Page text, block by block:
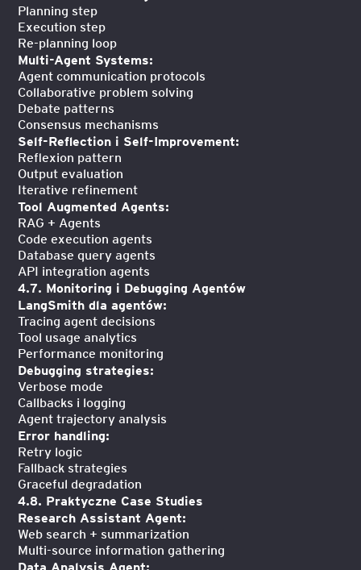
Planning step
Execution step
Re-planning loop
Multi-Agent Systems:
Agent communication protocols
Collaborative problem solving
Debate patterns
Consensus mechanisms
Self-Reflection i Self-Improvement:
Reflexion pattern
Output evaluation
Iterative refinement
Tool Augmented Agents:
RAG + Agents
Code execution agents
Database query agents
API integration agents
4.7. Monitoring i Debugging Agentów
LangSmith dla agentów:
Tracing agent decisions
Tool usage analytics
Performance monitoring
Debugging strategies:
Verbose mode
Callbacks i logging
Agent trajectory analysis
Error handling:
Retry logic
Fallback strategies
Graceful degradation
4.8. Praktyczne Case Studies
Research Assistant Agent:
Web search + summarization
Multi-source information gathering
Data Analysis Agent: